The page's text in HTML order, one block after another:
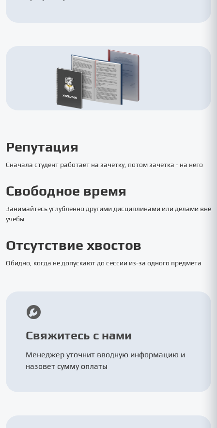
Репутация
Сначала студент работает на зачетку, потом зачетка - на него
Свободное время
Занимайтесь углубленно другими дисциплинами или делами вне
учебы
Отсутствие хвостов
Обидно, когда не допускают до сессии из-за одного предмета
Свяжитесь с нами
Менеджер уточнит вводную информацию и
назовет сумму оплаты